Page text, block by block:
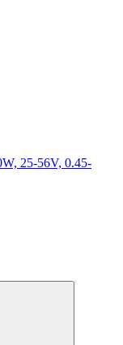
25-56V, 0.45-